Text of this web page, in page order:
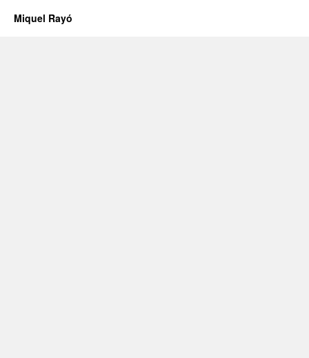
Miquel Rayó